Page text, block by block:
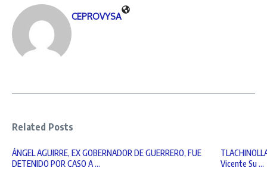
CEPROVYSA
Related Posts
ÁNGEL AGUIRRE, EX GOBERNADOR DE GUERRERO, FUE
DETENIDO POR CASO A ...
Vicente Su ...